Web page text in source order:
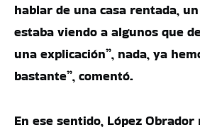
hablar de una casa rentada,
estaba viendo a algunos que
una explicación”, nada, ya
bastante”, comentó.
En ese sentido, López